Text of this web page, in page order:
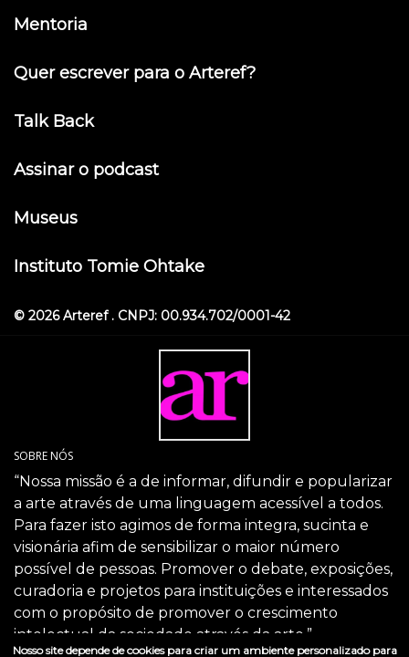
Mentoria
Quer escrever para o Arteref?
Talk Back
Assinar o podcast
Museus
Instituto Tomie Ohtake
© 2026 Arteref . CNPJ: 00.934.702/0001-42
SOBRE NÓS
“Nossa missão é a de informar, difundir e popularizar
a arte através de uma linguagem acessível a todos.
Para fazer isto agimos de forma integra, sucinta e
visionária afim de sensibilizar o maior número
possível de pessoas. Promover o debate, exposições,
curadoria e projetos para instituições e interessados
com o propósito de promover o crescimento
intelectual da sociedade através da arte.”
Nosso site depende de cookies para criar um ambiente personalizado para